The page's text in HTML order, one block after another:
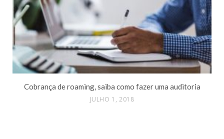
Cobrança de roaming, saiba como fazer uma auditoria
JULHO 1, 2018